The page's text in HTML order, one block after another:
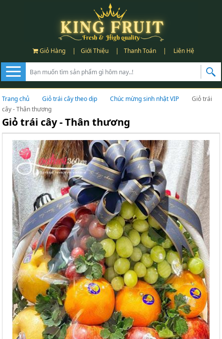
Giỏ Hàng | Giới Thiệu | Thanh Toán | Liên Hệ
Trang chủ Giỏ trái cây theo dịp Chúc mừng sinh nhật VIP
Giỏ trái
cây - Thân thương
Giỏ trái cây - Thân thương